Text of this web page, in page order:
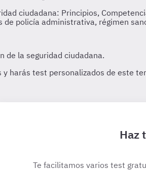
Haz
Te facilitamos varios test